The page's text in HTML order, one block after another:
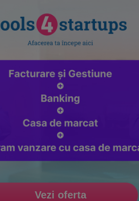
Vezi oferta